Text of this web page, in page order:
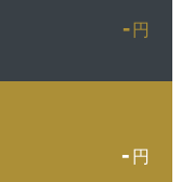
- 円
- 円